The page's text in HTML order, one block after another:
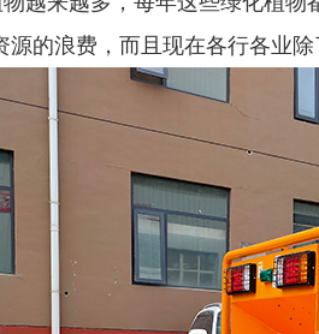
的浪费，而且现在各行各业